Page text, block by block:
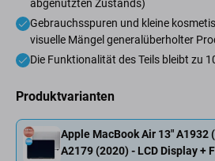
abgenutzten Zustands)
Gebrauchsspuren und kleine
visuelle Mängel generalüberholter
Die Funktionalität des Teils bleibt zu
Produktvarianten
Apple MacBook Air 13" A1932
A2179 (2020) - LCD Display +